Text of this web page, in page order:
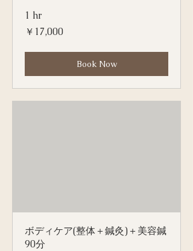
1 hr
17,000
円
￥17,000
Book Now
ボディケア(整体＋鍼灸)＋美容鍼
90分